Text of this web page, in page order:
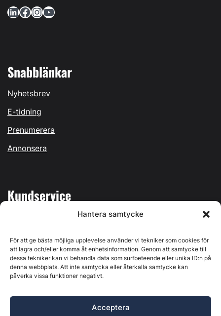
Hantera samtycke
För att ge bästa möjliga upplevelse använder vi tekniker som cookies för
att lagra och/eller komma åt enhetsinformation. Genom att samtycke till
dessa tekniker kan vi behandla data som surfbeteende eller unika ID:n på
denna webbplats. Att inte samtycka eller återkalla samtycke kan
påverka vissa funktioner negativt.
Acceptera
LinkedIn Facebook InstagramYouTube
Snabblänkar
Nyhetsbrev
E-tidning
Prenumerera
Annonsera
Kundservice
Kontakta oss
Östernäsvägen 1, 827 32 Ljusdal, org.nr: 556625-6425 -
Ansvarig utgivare: Henrik Ekberg. Innehållet på denna